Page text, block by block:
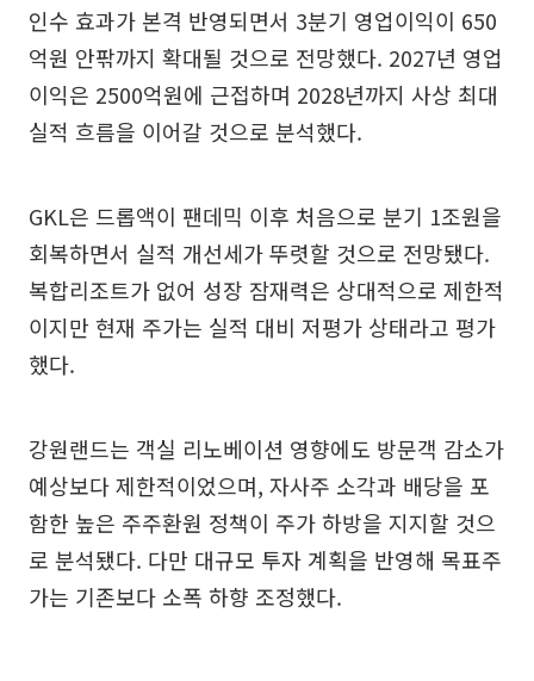
인수 효과가 본격 반영되면서 3분기 영업이익이 650
억원 안팎까지 확대될 것으로 전망했다. 2027년 영업
이익은 2500억원에 근접하며 2028년까지 사상 최대
실적 흐름을 이어갈 것으로 분석했다.
GKL은 드롭액이 팬데믹 이후 처음으로 분기 1조원을
회복하면서 실적 개선세가 뚜렷할 것으로 전망됐다.
복합리조트가 없어 성장 잠재력은 상대적으로 제한적
이지만 현재 주가는 실적 대비 저평가 상태라고 평가
했다.
강원랜드는 객실 리노베이션 영향에도 방문객 감소가
예상보다 제한적이었으며, 자사주 소각과 배당을 포
함한 높은 주주환원 정책이 주가 하방을 지지할 것으
로 분석됐다. 다만 대규모 투자 계획을 반영해 목표주
가는 기존보다 소폭 하향 조정했다.